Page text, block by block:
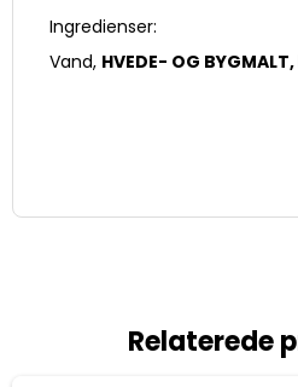
Ingredienser:
Vand, HVEDE- OG BYGMALT,
Relaterede